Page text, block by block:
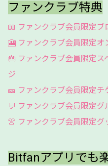
ファンクラブ特典
📖 ファンクラブ会員限定ブ
🎦 ファンクラブ会員限定オ
🎂 ファンクラブ会員限定ス
ジ
🎫 ファンクラブ会員限定チ
💬 ファンクラブ会員限定グ
👚 ファンクラブ会員限定グ
Bitfanアプリでも